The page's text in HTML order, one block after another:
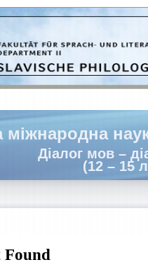
міжнародна
Діалог мов –
(12 – 15
Found